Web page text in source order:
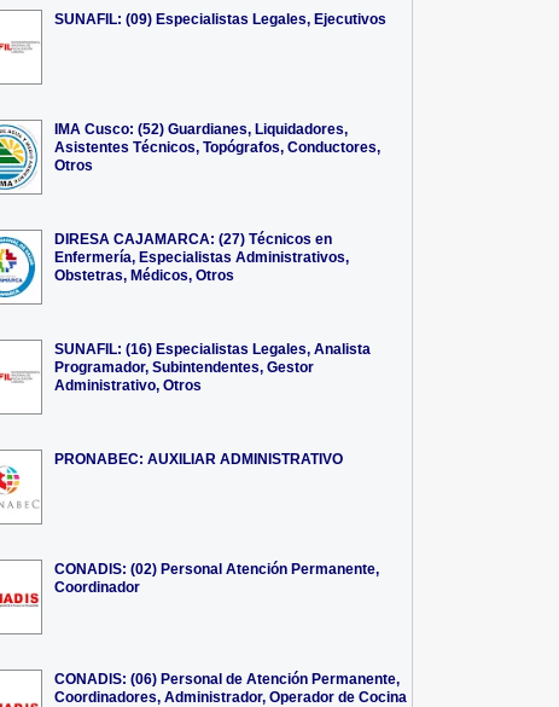
SUNAFIL: (09) Especialistas Legales, Ejecutivos
IMA Cusco: (52) Guardianes, Liquidadores,
Asistentes Técnicos, Topógrafos, Conductores,
Otros
DIRESA CAJAMARCA: (27) Técnicos en
Enfermería, Especialistas Administrativos,
Obstetras, Médicos, Otros
SUNAFIL: (16) Especialistas Legales, Analista
Programador, Subintendentes, Gestor
Administrativo, Otros
PRONABEC: AUXILIAR ADMINISTRATIVO
CONADIS: (02) Personal Atención Permanente,
Coordinador
CONADIS: (06) Personal de Atención Permanente,
Coordinadores, Administrador, Operador de Cocina